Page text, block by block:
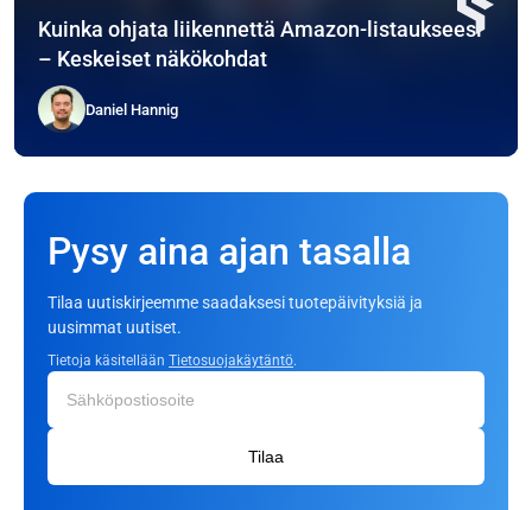
Kuinka ohjata liikennettä Amazon-listaukseesi
– Keskeiset näkökohdat
Daniel Hannig
Pysy aina ajan tasalla
Tilaa uutiskirjeemme saadaksesi tuotepäivityksiä ja
uusimmat uutiset.
Tietoja käsitellään Tietosuojakäytäntö.
Tilaa